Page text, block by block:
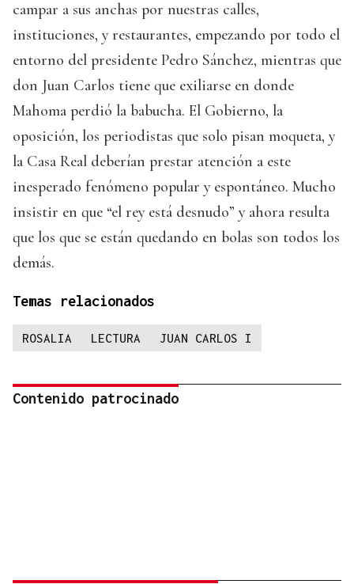
campar a sus anchas por nuestras calles,
instituciones, y restaurantes, empezando por todo el
entorno del presidente Pedro Sánchez, mientras que
don Juan Carlos tiene que exiliarse en donde
Mahoma perdió la babucha. El Gobierno, la
oposición, los periodistas que solo pisan moqueta, y
la Casa Real deberían prestar atención a este
inesperado fenómeno popular y espontáneo. Mucho
insistir en que “el rey está desnudo” y ahora resulta
que los que se están quedando en bolas son todos los
demás.
Temas relacionados
ROSALIA LECTURA JUAN CARLOS I
Contenido patrocinado